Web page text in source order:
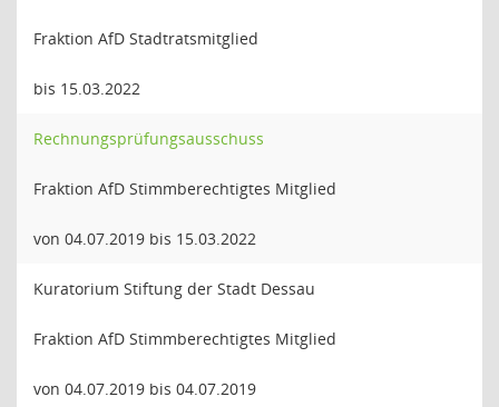
Fraktion AfD Stadtratsmitglied
bis 15.03.2022
Rechnungsprüfungsausschuss
Fraktion AfD Stimmberechtigtes Mitglied
von 04.07.2019 bis 15.03.2022
Kuratorium Stiftung der Stadt Dessau
Fraktion AfD Stimmberechtigtes Mitglied
von 04.07.2019 bis 04.07.2019